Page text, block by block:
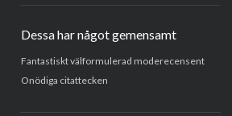
Dessa har något gemensamt
Fantastiskt välformulerad moderecensent
Onödiga citattecken